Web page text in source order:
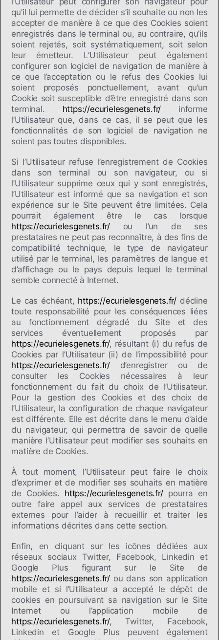
qu’il lui permette de décider s’il souhaite ou non les
accepter de manière à ce que des Cookies soient
enregistrés dans le terminal ou, au contraire, qu’ils
soient rejetés, soit systématiquement, soit selon
leur émetteur. L’Utilisateur peut également
configurer son logiciel de navigation de manière à
ce que l’acceptation ou le refus des Cookies lui
soient proposés ponctuellement, avant qu’un
Cookie soit susceptible d’être enregistré dans son
terminal. https://ecurielesgenets.fr/ informe
l’Utilisateur que, dans ce cas, il se peut que les
fonctionnalités de son logiciel de navigation ne
soient pas toutes disponibles.
Si l’Utilisateur refuse l’enregistrement de Cookies
dans son terminal ou son navigateur, ou si
l’Utilisateur supprime ceux qui y sont enregistrés,
l’Utilisateur est informé que sa navigation et son
expérience sur le Site peuvent être limitées. Cela
pourrait également être le cas lorsque
https://ecurielesgenets.fr/ ou l’un de ses
prestataires ne peut pas reconnaître, à des fins de
compatibilité technique, le type de navigateur
utilisé par le terminal, les paramètres de langue et
d’affichage ou le pays depuis lequel le terminal
semble connecté à Internet.
Le cas échéant, https://ecurielesgenets.fr/ décline
toute responsabilité pour les conséquences liées
au fonctionnement dégradé du Site et des
services éventuellement proposés par
https://ecurielesgenets.fr/, résultant (i) du refus de
Cookies par l’Utilisateur (ii) de l’impossibilité pour
https://ecurielesgenets.fr/ d’enregistrer ou de
consulter les Cookies nécessaires à leur
fonctionnement du fait du choix de l’Utilisateur.
Pour la gestion des Cookies et des choix de
l’Utilisateur, la configuration de chaque navigateur
est différente. Elle est décrite dans le menu d’aide
du navigateur, qui permettra de savoir de quelle
manière l’Utilisateur peut modifier ses souhaits en
matière de Cookies.
À tout moment, l’Utilisateur peut faire le choix
d’exprimer et de modifier ses souhaits en matière
de Cookies. https://ecurielesgenets.fr/pourra en
outre faire appel aux services de prestataires
externes pour l’aider à recueillir et traiter les
informations décrites dans cette section.
Enfin, en cliquant sur les icônes dédiées aux
réseaux sociaux Twitter, Facebook, Linkedin et
Google Plus figurant sur le Site de
https://ecurielesgenets.fr/ ou dans son application
mobile et si l’Utilisateur a accepté le dépôt de
cookies en poursuivant sa navigation sur le Site
Internet ou l’application mobile de
https://ecurielesgenets.fr/, Twitter, Facebook,
Linkedin et Google Plus peuvent également